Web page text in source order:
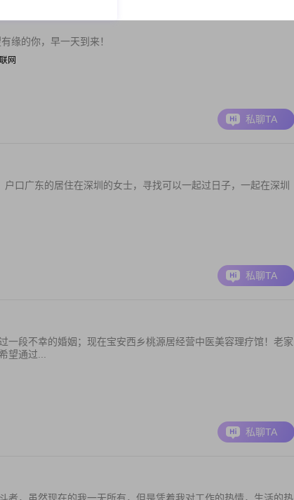
缘的你，早一天到来！
网
私聊TA
口广东的居住在深圳的女士，寻找可以一起过日子，一起在深圳
私聊TA
一段不幸的婚姻；现在宝安西乡桃源居经营中医美容理疗馆！老家
望通过...
私聊TA